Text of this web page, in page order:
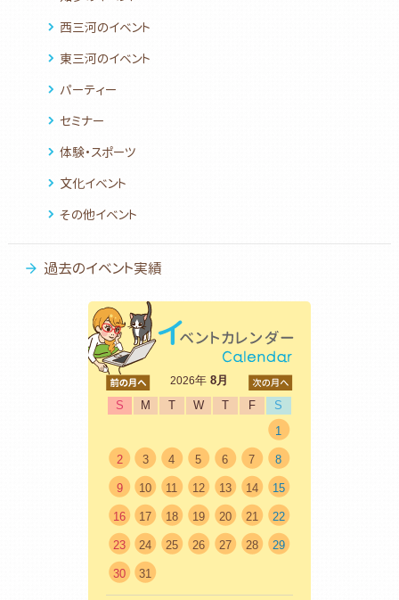
西三河のイベント
東三河のイベント
パーティー
セミナー
体験・スポーツ
文化イベント
その他イベント
過去のイベント実績
2026年8月
S
M T W T F
S
1
2 3 4 5 6 7 8
9 10 11 12 13 14 15
16 17 18 19 20 21 22
23 24 25 26 27 28 29
30 31